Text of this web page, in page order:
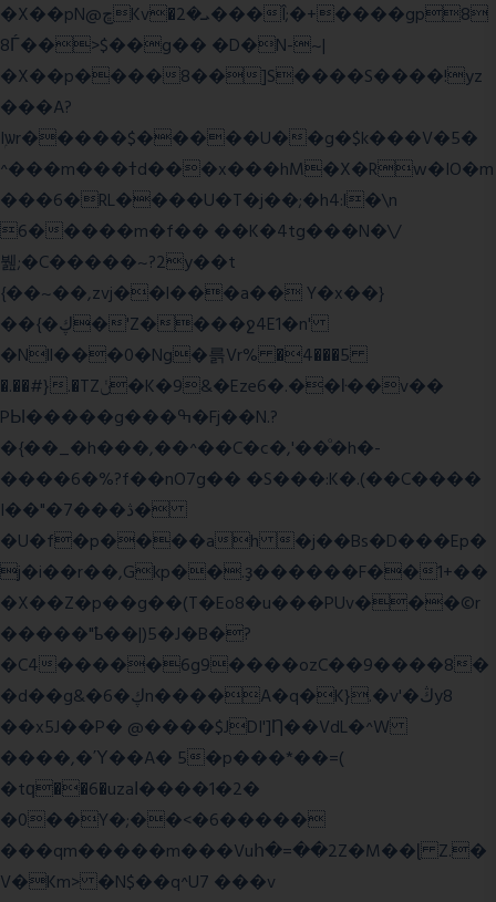
�X��pN@ڇKv�ܝ�2���Î;�+����gp8
8Ѓ��>$��g�� �D�N-~|
�X��p����8��]S����S����!yz
���A?
Iۭѡr�����$�����U��g�$k���V�5�
^���m���ߙd���x���hM�X�Rw�IO�m
���6�RL����U�T�j��;�h4:l�\n
6�����m�f�� ��K�4tg���N�\/
뷆;�C�����~?2y��t
{��~��,zvj��l���a�� Y�x��}
��{�ڮ�'Z����ջ4E1�n'
�Nll���0�Ng�륽Vr% �4���5
�.��#}.�TZݩ�K�9&�Eze6�.��ŀ��v��
PЫ�����g���ߒ�Fj��N.?
�{��_�h���,��^��C�c�,'��ͦ�h�-
����6�%?f��nO7 g�� �S���:K�.(��C����
I��"�7 ���ڎ�
�U�f�p����ah �j��Bs�D���Ep�
j�i��r��,Gkp��.ҙ������F��1+��
�X��Z�p��g��(T�Eo8�u���PUv���©r
�����"ҍ��|)5�J�B�?
�C4�����6g9����ozC��9����8�
�d��g&�6�ڮn����A�q�K}.�v'�ڭy8
��x5J��P� @����$JDI']Ƞ��VdL�^W
����,�Ύ��A� 5�p���*��=(
�tԛ��6�uzaІ����1�2�
�0��Y�;��<�6�����
���qm�����m���Vuհ�=��2Z�M��ɭ Z.�
V�Km> �N$��q^U7 ���v